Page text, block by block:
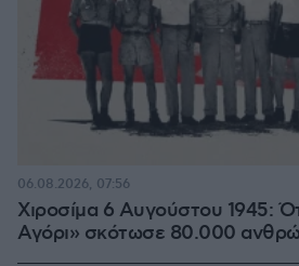
Χιροσίμα 6 Αυγούστου 1945:
Αγόρι» σκότωσε 80.000
06.08.2026, 07:56